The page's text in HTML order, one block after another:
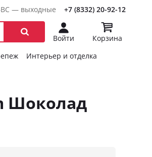
— выходные +7 (8332) 20-92-12
Войти
Корзина
Интерьер и отделка
Шоколад